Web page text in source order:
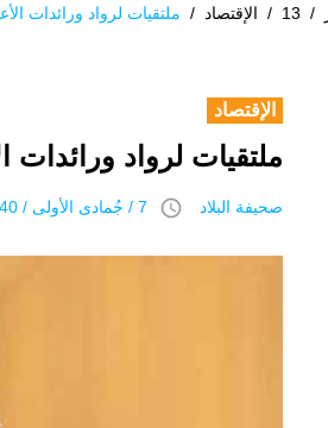
/
13
/ الإقتصاد / ملتقيات لرواد ورائدات
الإقتصاد
ملتقيات لرواد ورائدات
صحيفة البلاد access_time 7 / جُمادى اﻷولى / 1440 هـ 13 يناير 2019